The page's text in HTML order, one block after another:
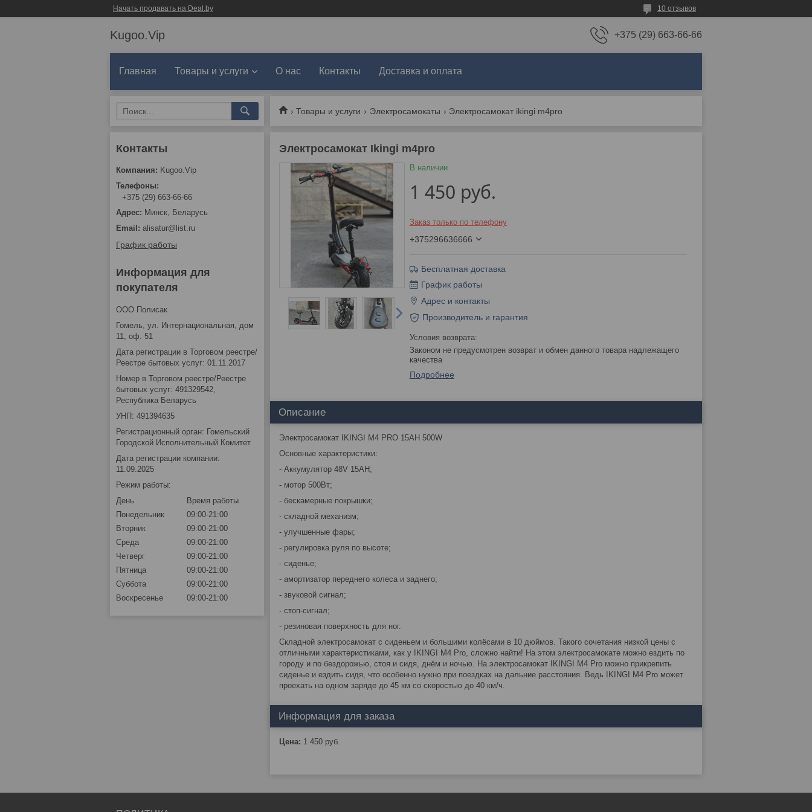
Начать продавать на Deal.by 10 отзывов
Kugoo.Vip +375 (29) 663-66-66
Главная Товары и услуги О нас Контакты Доставка и оплата
Товары и услуги Электросамокаты Электросамокат ikingi m4pro
Электросамокат Ikingi m4pro
В наличии
1 450 руб.
Заказ только по телефону
+375296636666
Бесплатная доставка
График работы
Адрес и контакты
Производитель и гарантия
Законом не предусмотрен возврат и обмен данного товара надлежащего
качества
Подробнее
Описание
Электросамокат IKINGI M4 PRO 15AH 500W
Основные характеристики:
- Аккумулятор 48V 15AH;
- мотор 500Вт;
- бескамерные покрышки;
- складной механизм;
- улучшенные фары;
- регулировка руля по высоте;
- сиденье;
- амортизатор переднего колеса и заднего;
- звуковой сигнал;
- стоп-сигнал;
- резиновая поверхность для ног.
Складной электросамокат с сиденьем и большими колёсами в 10 дюймов. Такого сочетания низкой цены с
отличными характеристиками, как у IKINGI M4 Pro, сложно найти! На этом электросамокате можно ездить по
городу и по бездорожью, стоя и сидя, днём и ночью. На электросамокат IKINGI M4 Pro можно прикрепить
сиденье и ездить сидя, что особенно нужно при поездках на дальние расстояния. Ведь IKINGI M4 Pro может
проехать на одном заряде до 45 км со скоростью до 40 км/ч.
Информация для заказа
Цена: 1 450 руб.
Kugoo.Vip
+375 (29) 663-66-66
Минск, Беларусь
alisatur@list.ru
График работы
Информация для
покупателя
ООО Полисак
Гомель, ул. Интернациональная, дом
11, оф. 51
Дата регистрации в Торговом реестре/
Реестре бытовых услуг: 01.11.2017
Номер в Торговом реестре/Реестре
бытовых услуг: 491329542,
Республика Беларусь
УНП: 491394635
Регистрационный орган: Гомельский
Городской Исполнительный Комитет
Дата регистрации компании:
11.09.2025
Режим работы:
День
Время работы
Понедельник
09:00-21:00
Вторник
09:00-21:00
Среда
09:00-21:00
Четверг
09:00-21:00
Пятница
09:00-21:00
Суббота
09:00-21:00
Воскресенье
09:00-21:00